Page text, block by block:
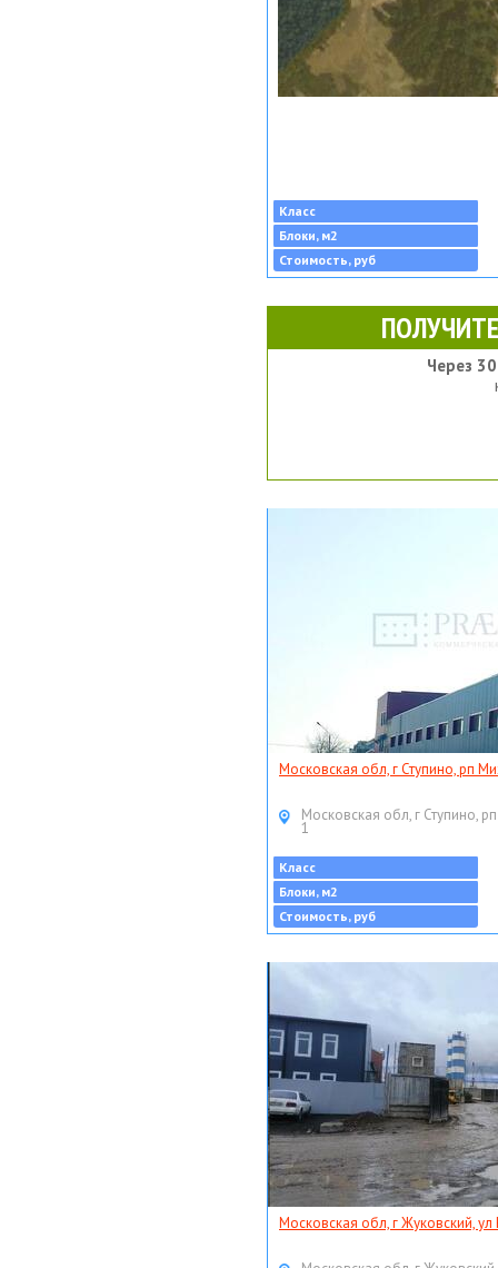
Класс
Блоки, м2
Стоимость, руб
Через
Московская обл, г Ступино, рп
Московская обл, г Ступино,
1
Класс
Блоки, м2
Стоимость, руб
Московская обл, г Жуковский,